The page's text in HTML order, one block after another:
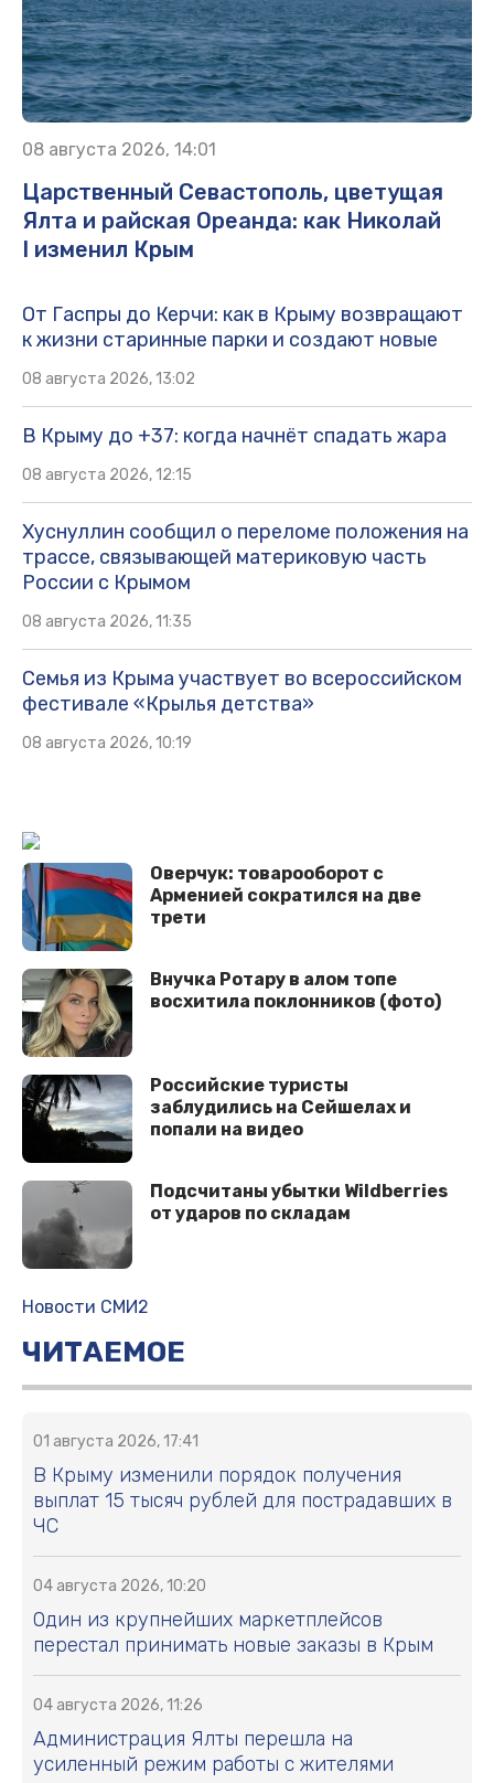
08 августа 2026, 14:01
Царственный Севастополь, цветущая
Ялта и райская Ореанда: как Николай
I изменил Крым
От Гаспры до Керчи: как в Крыму возвращают
к жизни старинные парки и создают новые
08 августа 2026, 13:02
В Крыму до +37: когда начнёт спадать жара
08 августа 2026, 12:15
Хуснуллин сообщил о переломе положения на
трассе, связывающей материковую часть
России с Крымом
08 августа 2026, 11:35
Семья из Крыма участвует во всероссийском
фестивале «Крылья детства»
08 августа 2026, 10:19
Оверчук: товарооборот с
Арменией сократился на две
трети
Внучка Ротару в алом топе
восхитила поклонников (фото)
Российские туристы
заблудились на Сейшелах и
попали на видео
Подсчитаны убытки Wildberries
от ударов по складам
Новости СМИ2
ЧИТАЕМОЕ
01 августа 2026, 17:41
В Крыму изменили порядок получения
выплат 15 тысяч рублей для пострадавших в
ЧС
04 августа 2026, 10:20
Один из крупнейших маркетплейсов
перестал принимать новые заказы в Крым
04 августа 2026, 11:26
Администрация Ялты перешла на
усиленный режим работы с жителями